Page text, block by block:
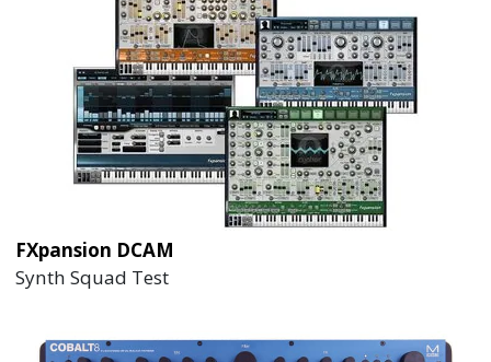
FXpansion DCAM
Synth Squad Test